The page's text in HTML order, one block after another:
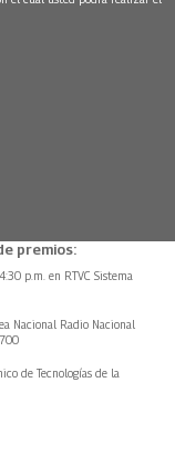
premios:
p.m. en RTVC Sistema
Nacional Radio Nacional
de Tecnologías de la